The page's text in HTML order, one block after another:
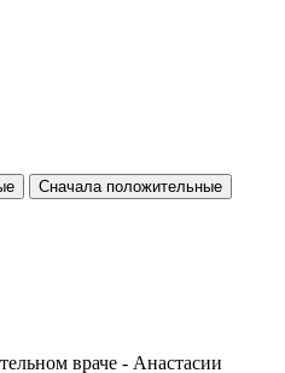
Сначала положительные
враче - Анастасии